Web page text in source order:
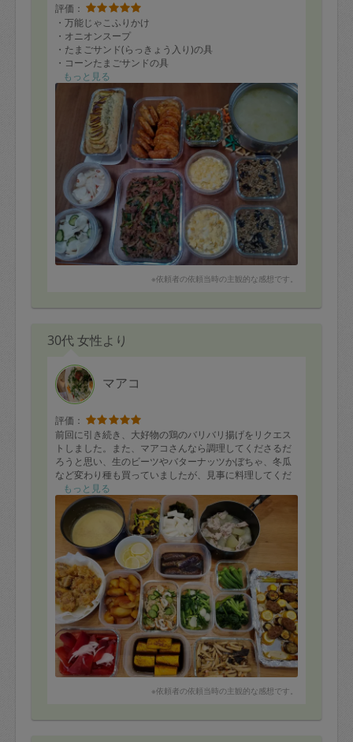
評価：
・万能じゃこふりかけ
・オニオンスープ
・たまごサンド(らっきょう入り)の具
・コーンたまごサンドの具
・かぶの浅漬け
・かぶの甘酢漬け
・牛春雨
・れんこんのはさみ揚げいつもの1.5倍量
・さつま芋のパウンドケーキ
作り置きおかずなのに、いつも美味しすぎて作り置きに
ならないくらいの速さでなくなっていくおかず笑
毎回大満足です♪ありがとうございます!
もっと見る
※依頼者の依頼当時の主観的な感想です。
30代 女性より
マアコ
評価：
前回に引き続き、大好物の鶏のバリバリ揚げをリクエス
トしました。また、マアコさんなら調理してくださるだ
ろうと思い、生のビーツやバターナッツかぼちゃ、冬瓜
など変わり種も買っていましたが、見事に料理してくだ
さいました。さらに夏野菜のオーブン焼きなど、自分で
は思い付かなかったお料理も作っていただいて嬉しいで
す。きくらげと卵の中華風炒めやズッキーニの揚げ浸し
をつまみましたが、とても美味しかったです！今晩から
いただくのが楽しみです。
もっと見る
※依頼者の依頼当時の主観的な感想です。